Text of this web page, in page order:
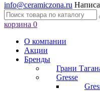
info@ceramiczona.ru
корзина 0
О компании
Акции
Бренды
Грани
Gresse